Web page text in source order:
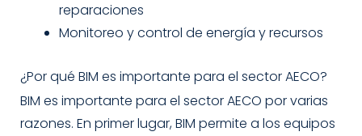
reparaciones
Monitoreo y control de energía y recursos
¿Por qué BIM es importante para el sector AECO?
BIM es importante para el sector AECO por varias
razones. En primer lugar, BIM permite a los equipos